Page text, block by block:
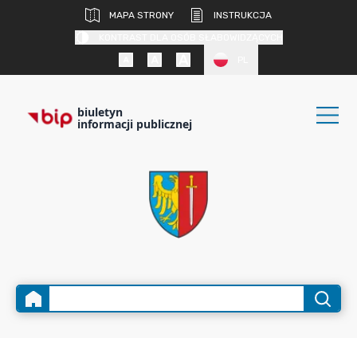
MAPA STRONY
INSTRUKCJA
biuletyn
informacji publicznej